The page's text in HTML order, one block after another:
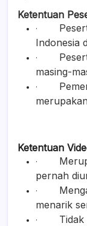
Ketentuan
·
Indonesia
·
masing-
·
Ketentuan
·
pernah
·
menarik
·